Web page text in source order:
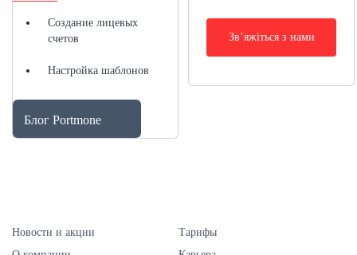
Создание лицевых
счетов
Настройка шаблонов
Блог Portmone
Звʼяжіться з нами
Новости и акции
Тарифы